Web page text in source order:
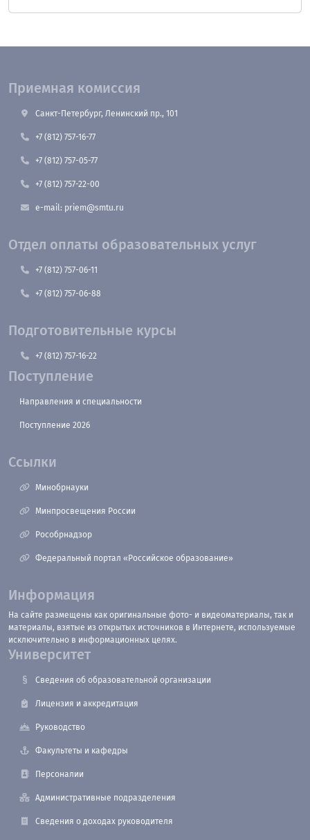
Приемная комиссия
Санкт-Петербург, Ленинский пр., 101
+7 (812) 757-16-77
+7 (812) 757-05-77
+7 (812) 757-22-00
e-mail: priem@smtu.ru
Отдел оплаты образовательных услуг
+7 (812) 757-06-11
+7 (812) 757-06-88
Подготовительные курсы
+7 (812) 757-16-22
Поступление
Направления и специальности
Поступление 2026
Ссылки
Минобрнауки
Минпросвещения России
Рособрнадзор
Федеральный портал «Российское образование»
Информация
На сайте размещены как оригинальные фото- и видеоматериалы, так и
материалы, взятые из открытых источников в Интернете, используемые
исключительно в информационных целях.
Университет
Сведения об образовательной организации
Лицензия и аккредитация
Руководство
Факультеты и кафедры
Персоналии
Административные подразделения
Сведения о доходах руководителя